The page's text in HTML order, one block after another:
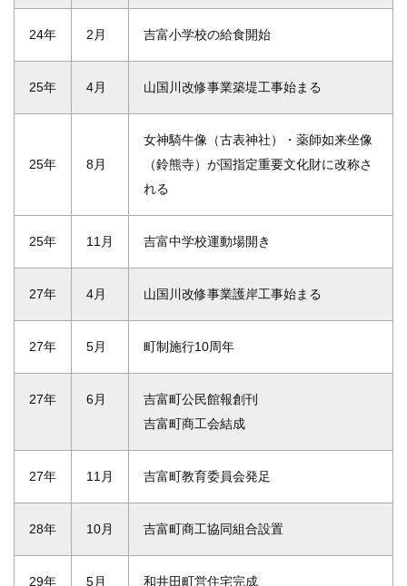
24年 2月 吉富小学校の給食開始
25年 4月 山国川改修事業築堤工事始まる
25年 8月
女神騎牛像（古表神社）・薬師如来坐像
（鈴熊寺）が国指定重要文化財に改称さ
れる
25年 11月 吉富中学校運動場開き
27年 4月 山国川改修事業護岸工事始まる
27年 5月 町制施行10周年
27年 6月
吉富町公民館報創刊
吉富町商工会結成
27年 11月 吉富町教育委員会発足
28年 10月 吉富町商工協同組合設置
29年 5月 和井田町営住宅完成